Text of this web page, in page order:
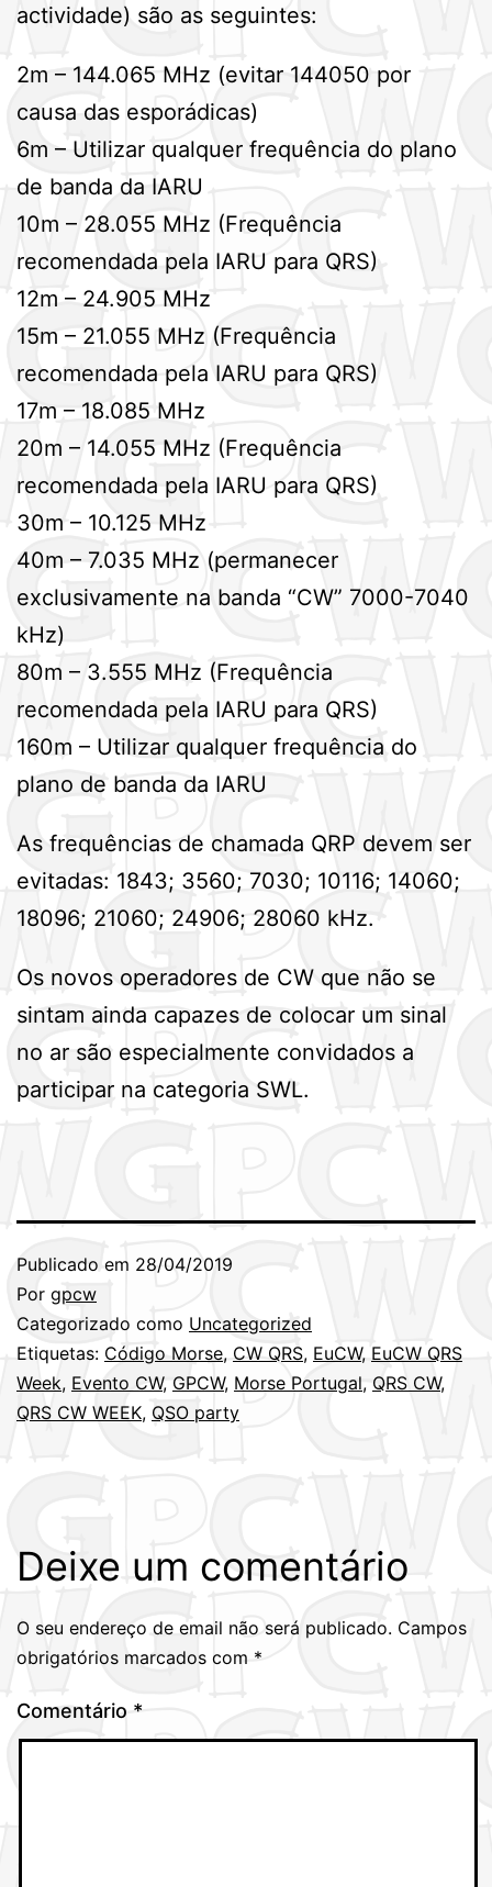
actividade) são as seguintes:
2m – 144.065 MHz (evitar 144050 por
causa das esporádicas)
6m – Utilizar qualquer frequência do plano
de banda da IARU
10m – 28.055 MHz (Frequência
recomendada pela IARU para QRS)
12m – 24.905 MHz
15m – 21.055 MHz (Frequência
recomendada pela IARU para QRS)
17m – 18.085 MHz
20m – 14.055 MHz (Frequência
recomendada pela IARU para QRS)
30m – 10.125 MHz
40m – 7.035 MHz (permanecer
exclusivamente na banda “CW” 7000-7040
kHz)
80m – 3.555 MHz (Frequência
recomendada pela IARU para QRS)
160m – Utilizar qualquer frequência do
plano de banda da IARU
As frequências de chamada QRP devem ser
evitadas: 1843; 3560; 7030; 10116; 14060;
18096; 21060; 24906; 28060 kHz.
Os novos operadores de CW que não se
sintam ainda capazes de colocar um sinal
no ar são especialmente convidados a
participar na categoria SWL.
Publicado em 28/04/2019
Por gpcw
Categorizado como Uncategorized
Etiquetas: Código Morse, CW QRS, EuCW, EuCW QRS
Week, Evento CW, GPCW, Morse Portugal, QRS CW,
QRS CW WEEK, QSO party
Deixe um comentário
O seu endereço de email não será publicado. Campos
obrigatórios marcados com *
Comentário *